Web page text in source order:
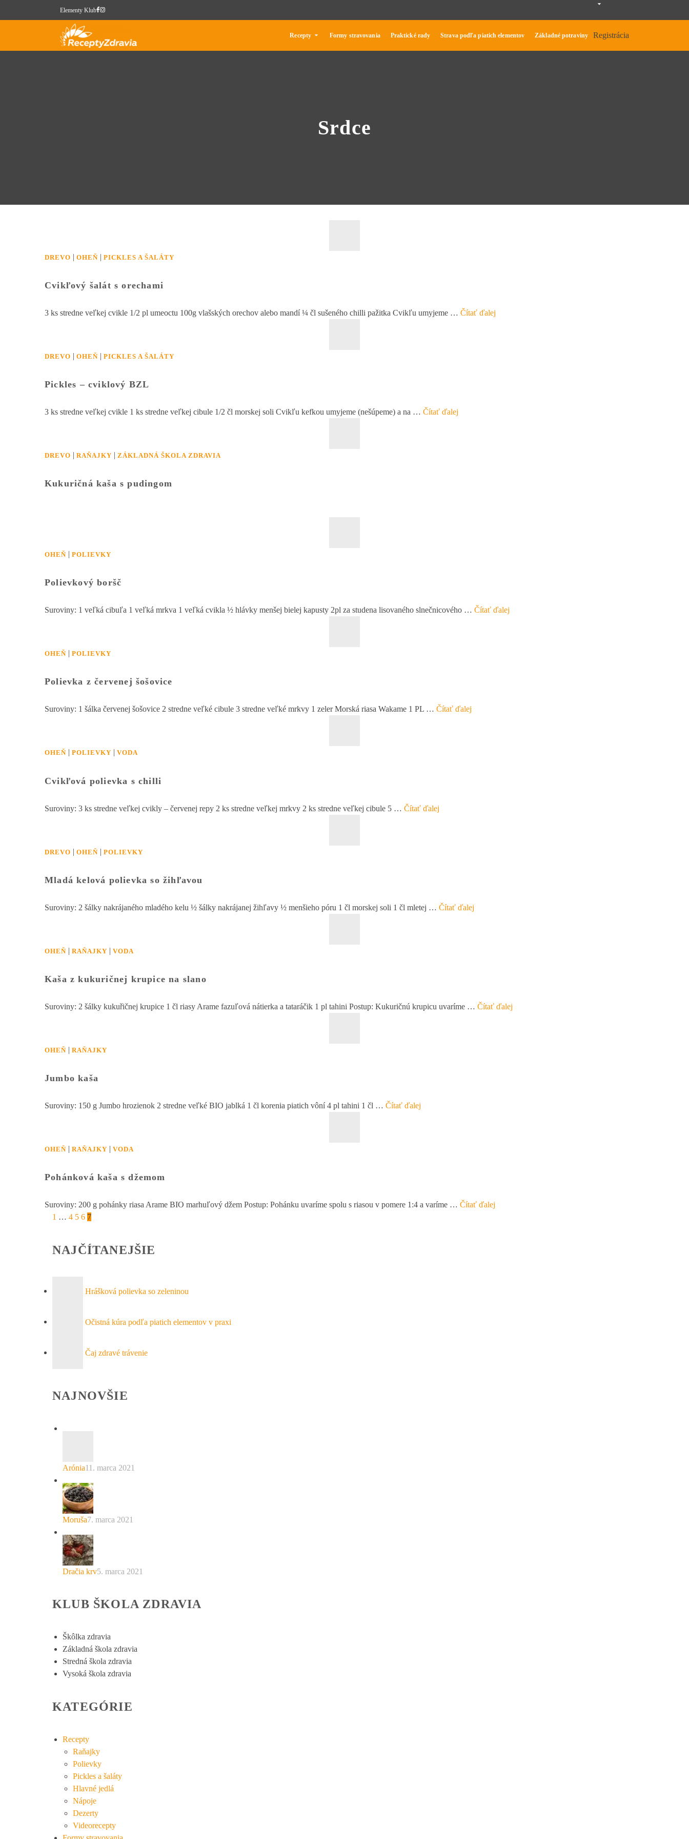
Elementy Klub
Recepty Formy stravovania Praktické rady Strava podľa piatich elementov Základné potraviny Registrácia
Srdce
DREVO | OHEŇ | PICKLES A ŠALÁTY
Cvikľový šalát s orechami
3 ks stredne veľkej cvikle 1/2 pl umeoctu 100g vlašských orechov alebo mandí ¼ čl sušeného chilli pažitka Cvikľu umyjeme … Čítať ďalej
DREVO | OHEŇ | PICKLES A ŠALÁTY
Pickles – cviklový BZL
3 ks stredne veľkej cvikle 1 ks stredne veľkej cibule 1/2 čl morskej soli Cvikľu kefkou umyjeme (nešúpeme) a na … Čítať ďalej
DREVO | RAŇAJKY | ZÁKLADNÁ ŠKOLA ZDRAVIA
Kukuričná kaša s pudingom
OHEŇ | POLIEVKY
Polievkový boršč
Suroviny: 1 veľká cibuľa 1 veľká mrkva 1 veľká cvikla ½ hlávky menšej bielej kapusty 2pl za studena lisovaného slnečnicového … Čítať ďalej
OHEŇ | POLIEVKY
Polievka z červenej šošovice
Suroviny: 1 šálka červenej šošovice 2 stredne veľké cibule 3 stredne veľké mrkvy 1 zeler Morská riasa Wakame 1 PL … Čítať ďalej
OHEŇ POLIEVKY VODA
Cvikľová polievka s chilli
Suroviny: 3 ks stredne veľkej cvikly – červenej repy 2 ks stredne veľkej mrkvy 2 ks stredne veľkej cibule 5 … Čítať ďalej
DREVO | OHEŇ | POLIEVKY
Mladá kelová polievka so žihľavou
Suroviny: 2 šálky nakrájaného mladého kelu ½ šálky nakrájanej žihľavy ½ menšieho póru 1 čl morskej soli 1 čl mletej … Čítať ďalej
OHEŇ | RAŇAJKY | VODA
Kaša z kukuričnej krupice na slano
Suroviny: 2 šálky kukuřičnej krupice 1 čl riasy Arame fazuľová nátierka a tataráčik 1 pl tahini Postup: Kukuričnú krupicu uvaríme … Čítať ďalej
OHEŇ | RAŇAJKY
Jumbo kaša
Suroviny: 150 g Jumbo hrozienok 2 stredne veľké BIO jablká 1 čl korenia piatich vôní 4 pl tahini 1 čl … Čítať ďalej
OHEŇ | RAŇAJKY | VODA
Pohánková kaša s džemom
Suroviny: 200 g pohánky riasa Arame BIO marhuľový džem Postup: Pohánku uvaríme spolu s riasou v pomere 1:4 a varíme … Čítať ďalej
1 … 4 5 6 7
NAJČÍTANEJŠIE
Hrášková polievka so zeleninou
Očistná kúra podľa piatich elementov v praxi
Čaj zdravé trávenie
NAJNOVŠIE
Arónia11. marca 2021
Moruša7. marca 2021
Dračia krv5. marca 2021
KLUB ŠKOLA ZDRAVIA
Škôlka zdravia
Základná škola zdravia
Stredná škola zdravia
Vysoká škola zdravia
KATEGÓRIE
Recepty
Raňajky
Polievky
Pickles a šaláty
Hlavné jedlá
Nápoje
Dezerty
Videorecepty